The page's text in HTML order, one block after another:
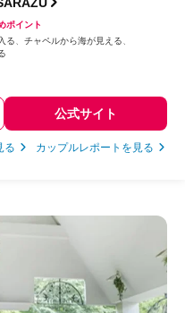
ポイント
る
チャペルから海が見える
公式サイト
る カップルレポートを見る